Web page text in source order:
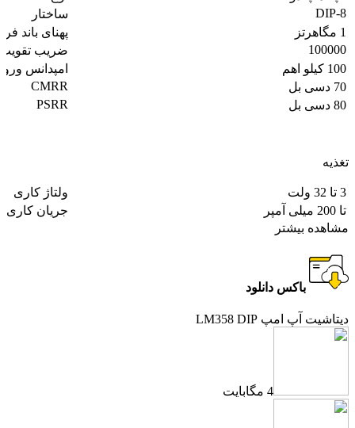
DIP-8
ساختار
1 مگاهرتز
پهنای باند
100000
ضریب
100 کیلو اهم
امپدانس
70 دسی بل
CMRR
80 دسی بل
PSRR
تغذیه
3 تا 32 ولت
ولتاژ کاری
تا 200 میلی آمپر
جریان کاری
مشاهده بیشتر
باکس دانلود
دیتاشیت آپ امپ LM358 DIP
4 مگابایت